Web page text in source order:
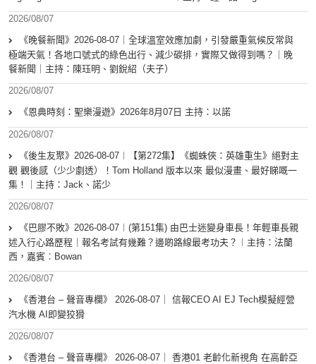
2026/08/07
《晚餐新聞》2026-08-07｜全球溫室效應加劇，引發嚴重氣候反常與
極端天氣！各地口號式的綠色出行、減少碳排，實際又做得到嗎？｜晚
餐新聞｜主持：陳珏明、劉銳紹（夫子）
2026/08/07
《恩典時刻：聖樂漫遊》2026年8月07日 主持：以諾
2026/08/07
《後生友聚》2026-08-07︱【第272集】《蜘蛛俠：英雄重生》絕對主
觀 觀後感（少少劇透）！Tom Holland 版本以來 最似漫畫、最好睇嘅一
集！｜主持：Jack、諾少
2026/08/07
《巴膠不敗》2026-08-07︱(第151集) 由巴士迷變身車長！年輕車長親
述入行心路歷程｜報名考試有幾難？邊啲路線最考功夫？︱主持：法蘭
西，嘉賓︰Bowan
2026/08/07
《香港台 – 聲音專欄》 2026-08-07｜ 信報CEO AI EJ Tech模擬經營
汽水機 AI即變狡猾
2026/08/07
《香港台 – 聲音專欄》 2026-08-07｜ 香港01 老齡化新視角 在高齡亞